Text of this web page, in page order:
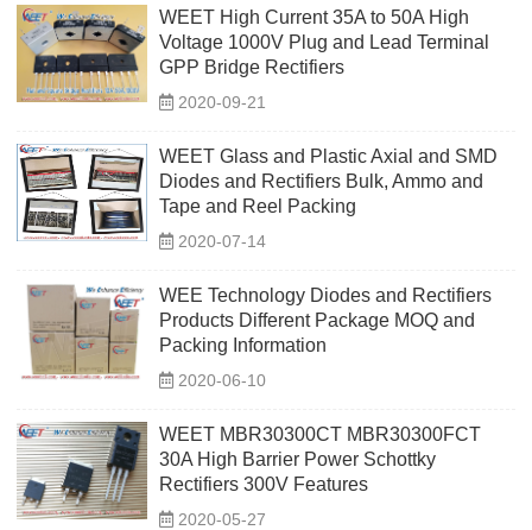
WEET High Current 35A to 50A High
Voltage 1000V Plug and Lead Terminal
GPP Bridge Rectifiers
2020-09-21
WEET Glass and Plastic Axial and SMD
Diodes and Rectifiers Bulk, Ammo and
Tape and Reel Packing
2020-07-14
WEE Technology Diodes and Rectifiers
Products Different Package MOQ and
Packing Information
2020-06-10
WEET MBR30300CT MBR30300FCT
30A High Barrier Power Schottky
Rectifiers 300V Features
2020-05-27